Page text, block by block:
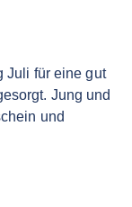
Juli für eine gut
Jung und
und